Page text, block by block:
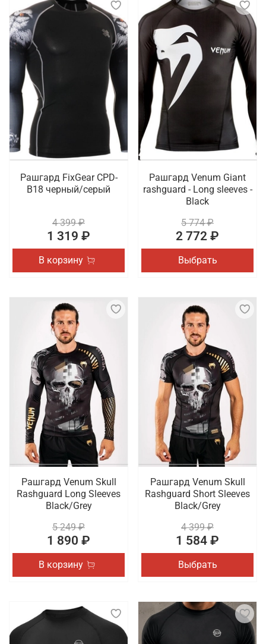
Рашгард FixGear CPD-
B18 черный/серый
4 399 ₽
1 319 ₽
В корзину
Рашгард Venum Giant
rashguard - Long sleeves -
Black
5 774 ₽
2 772 ₽
Выбрать
Рашгард Venum Skull
Rashguard Long Sleeves
Black/Grey
5 249 ₽
1 890 ₽
В корзину
Рашгард Venum Skull
Rashguard Short Sleeves
Black/Grey
4 399 ₽
1 584 ₽
Выбрать